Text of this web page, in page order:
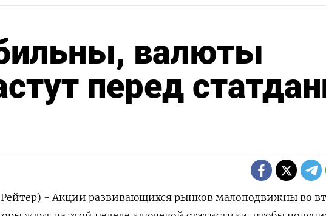
валюты
перед
(Рейтер) - Акции развивающихся рынков малоподвижны во